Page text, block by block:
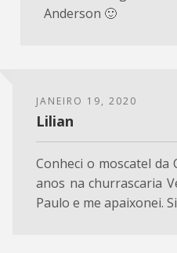
Anderson 🙂
JANEIRO 19, 2020
Lilian
Conheci o moscatel da
anos na churrascaria
Paulo e me apaixonei.